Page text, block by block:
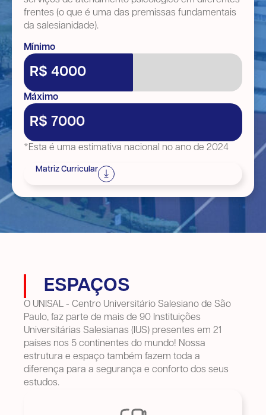
frentes (o que é uma das premissas fundamentais
da salesianidade).
Mínimo
R$ 4000
Máximo
R$ 7000
*Esta é uma estimativa nacional no ano de 2024
Matriz Curricular
ESPAÇOS
O UNISAL - Centro Universitário Salesiano de São
Paulo, faz parte de mais de 90 Instituições
Universitárias Salesianas (IUS) presentes em 21
países nos 5 continentes do mundo! Nossa
estrutura e espaço também fazem toda a
diferença para a segurança e conforto dos seus
estudos.